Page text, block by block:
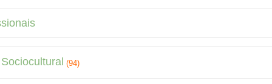
Sociocultural (94)